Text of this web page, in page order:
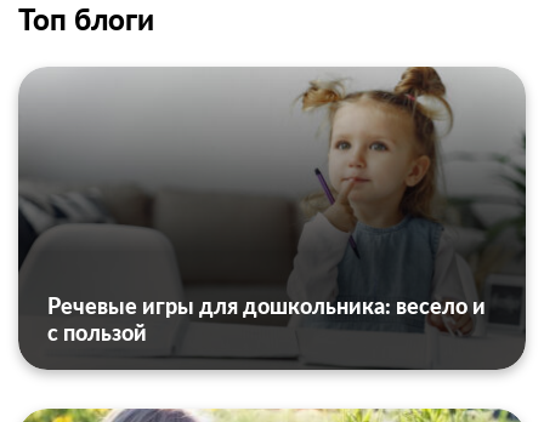
Топ блоги
Речевые игры для дошкольника: весело и
с пользой